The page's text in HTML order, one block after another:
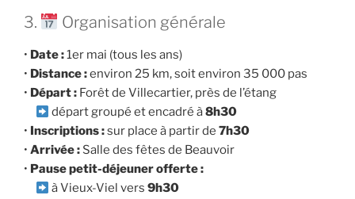
3. Organisation générale
• Date :1er mai (tous les ans)
• Distance :environ 25 km, soit environ 35 000 pas
• Départ : Forêt de Villecartier, près de l’étang
départ groupé et encadré à8h30
• Inscriptions :sur place à partir de 7h30
• Arrivée : Salle des fêtes de Beauvoir
• Pause petit-déjeuner offerte :
à Vieux-Viel vers9h30